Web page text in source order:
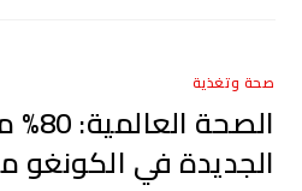
صحة وتغذية
الجديدة في الكونغو